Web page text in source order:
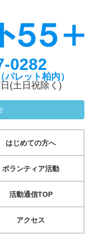
0282
レット柏内）
(土日祝除く)
はじめての方へ
ボランティア活動
活動通信TOP
アクセス